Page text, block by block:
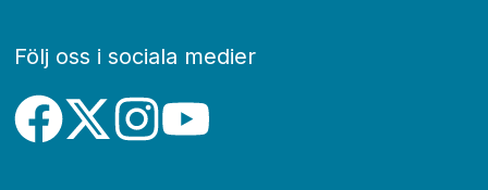
Följ oss i sociala medier